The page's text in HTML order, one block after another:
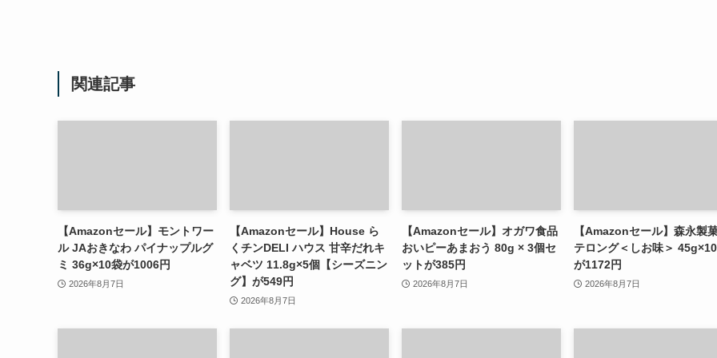
関連記事
【Amazonセール】モントワー
ル JAおきなわ パイナップルグ
ミ 36g×10袋が1006円
2026年8月7日
【Amazonセール】House ら
くチンDELI ハウス 甘辛だれキ
ャベツ 11.8g×5個【シーズニン
グ】が549円
2026年8月7日
【Amazonセール】オガワ食品
おいピーあまおう 80g × 3個セ
ットが385円
2026年8月7日
【Amazonセール】森永製
テロング＜しお味＞
が1172円
2026年8月7日